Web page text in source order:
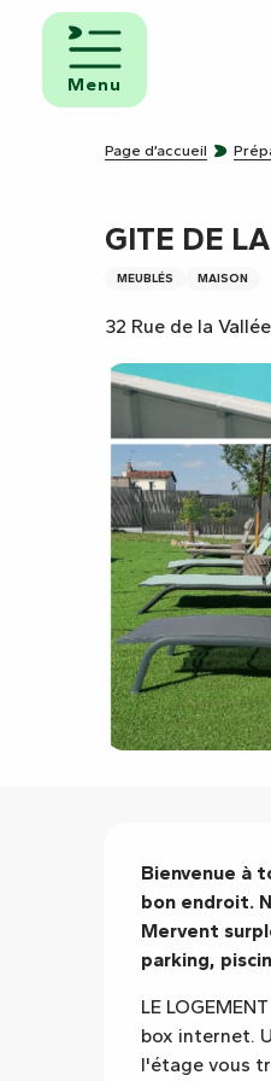
contenu
principal
Menu
Page d’accueil
GITE DE
MEUBLÉS MAISON
32 Rue de la
Bienvenue à
bon endroit.
Mervent
parking,
LE
box internet.
l'étage vous